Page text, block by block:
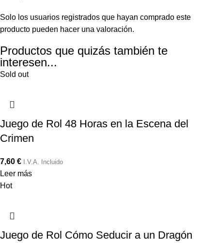
Solo los usuarios registrados que hayan comprado este
producto pueden hacer una valoración.
Productos que quizás también te
interesen...
Sold out
Juego de Rol 48 Horas en la Escena del
Crimen
7,60 € I.V.A. Incluido
Leer más
Hot
Juego de Rol Cómo Seducir a un Dragón